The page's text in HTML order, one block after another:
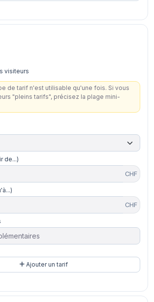
visiteurs
de tarif n'est utilisable qu'une fois. Si vous
"pleins tarifs", précisez la plage mini-
de...)
CHF
CHF
Ajouter un tarif